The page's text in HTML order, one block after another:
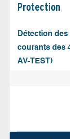
Protection
Détection
courants des
AV-TEST)